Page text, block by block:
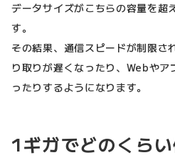
データサイズがこちらの容量を超
す。
その結果、通信スピードが制限さ
り取りが遅くなったり、Webや
ったりするようになります。
1ギガでどのくら